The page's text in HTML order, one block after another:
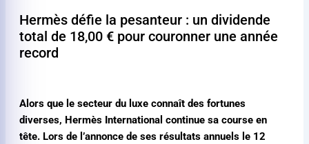
Hermès défie la pesanteur : un dividende
total de 18,00 € pour couronner une année
record
Alors que le secteur du luxe connaît des fortunes
diverses, Hermès International continue sa course en
tête. Lors de l’annonce de ses résultats annuels le 12